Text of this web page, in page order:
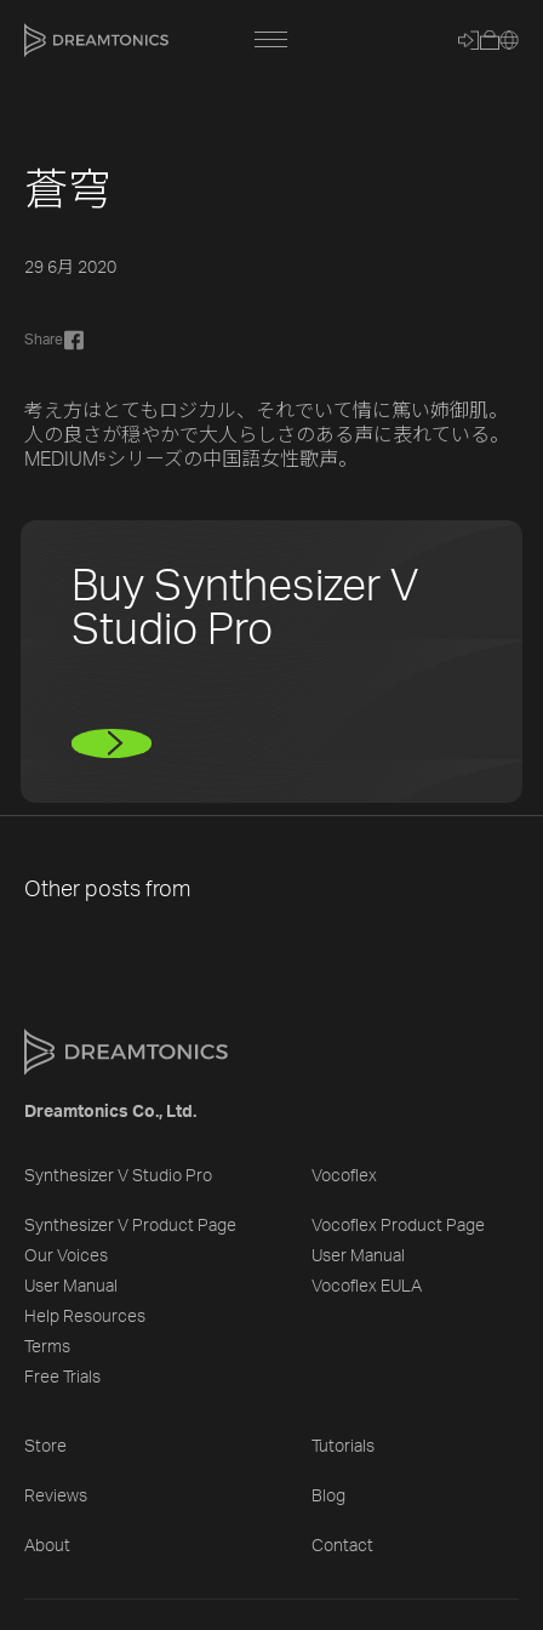
蒼穹
29 6月 2020
Share
考え方はとてもロジカル、それでいて情に篤い姉御肌。
人の良さが穏やかで大人らしさのある声に表れている。
MEDIUM⁵シリーズの中国語女性歌声。
Buy Synthesizer V
Studio Pro
Other posts from
Dreamtonics Co., Ltd.
Synthesizer V Studio Pro
Synthesizer V Product Page
Our Voices
User Manual
Help Resources
Terms
Free Trials
Vocoflex
Vocoflex Product Page
User Manual
Vocoflex EULA
Store Tutorials
Reviews Blog
About Contact
[about]
Trackname
Loading